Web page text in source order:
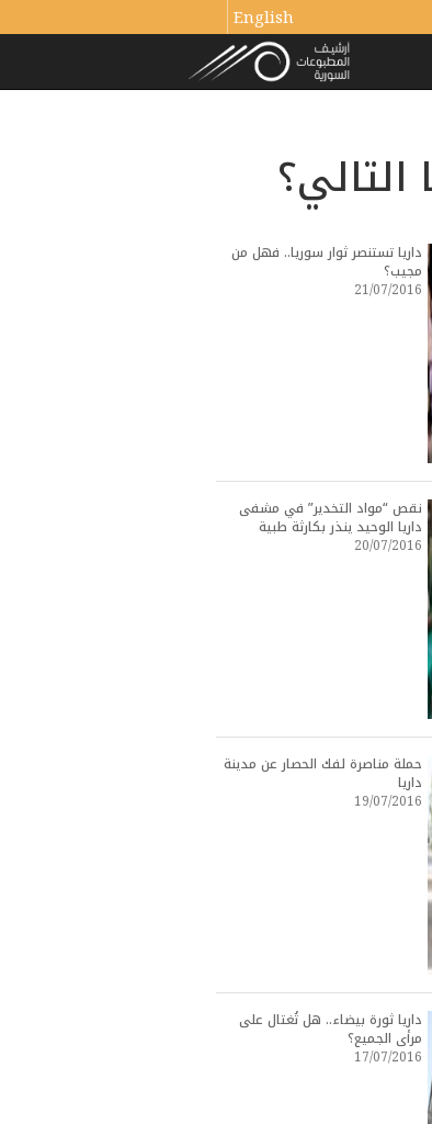
English
داريا تستنصر ثوار سوريا.. فهل من
مجيب؟
21/07/2016
نقص “مواد التخدير” في مشفى
داريا الوحيد ينذر بكارثة طبية
20/07/2016
حملة مناصرة لفك الحصار عن مدينة
داريا
19/07/2016
داريا ثورة بيضاء.. هل تُغتال على
مرأى الجميع؟
17/07/2016